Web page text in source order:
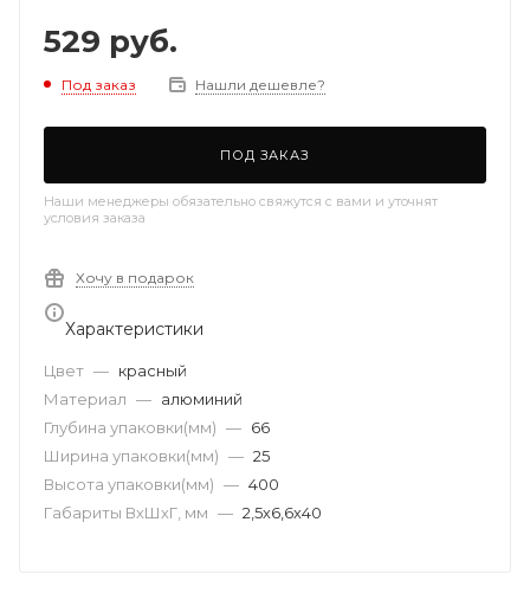
529 руб.
Под заказ Нашли дешевле?
ПОД ЗАКАЗ
Наши менеджеры обязательно свяжутся с вами и уточнят
условия заказа
Хочу в подарок
Характеристики
Цвет — красный
Материал — алюминий
Глубина упаковки(мм) — 66
Ширина упаковки(мм) — 25
Высота упаковки(мм) — 400
Габариты ВхШхГ, мм — 2,5х6,6х40